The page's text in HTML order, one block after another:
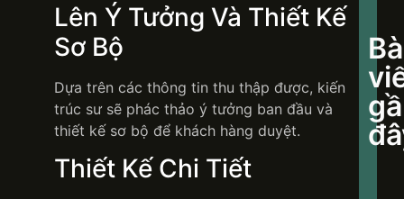
Lên Ý Tưởng Và Thiết Kế
Sơ Bộ
Dựa trên các thông tin thu thập được, kiến
trúc sư sẽ phác thảo ý tưởng ban đầu và
thiết kế sơ bộ để khách hàng duyệt.
Thiết Kế Chi Tiết